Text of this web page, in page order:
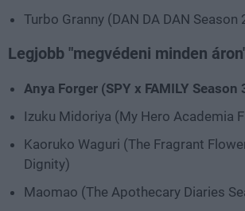
Turbo Granny (DAN DA DAN Season
Legjobb "megvédeni minden
Anya Forger (SPY x FAMILY Season
Izuku Midoriya (My Hero Academia
Kaoruko Waguri (The Fragrant
Dignity)
Maomao (The Apothecary Diaries